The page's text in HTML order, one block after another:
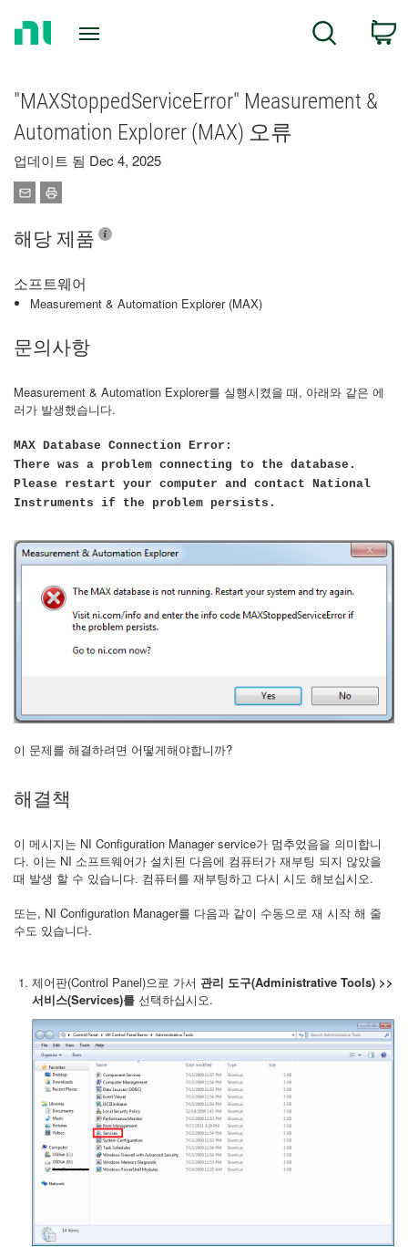
Search
"MAXStoppedServiceError" Measurement &
Automation Explorer (MAX) 오류
업데이트 됨 Dec 4, 2025
해당 제품
소프트웨어
Measurement & Automation Explorer (MAX)
문의사항
Measurement & Automation Explorer를 실행시켰을 때, 아래와 같은 에
러가 발생했습니다.
MAX Database Connection Error:
There was a problem connecting to the database.
Please restart your computer and contact National
Instruments if the problem persists.
이 문제를 해결하려면 어떻게해야합니까?
해결책
이 메시지는 NI Configuration Manager service가 멈추었음을 의미합니
다. 이는 NI 소프트웨어가 설치된 다음에 컴퓨터가 재부팅 되지 않았을
때 발생 할 수 있습니다. 컴퓨터를 재부팅하고 다시 시도 해보십시오.
또는, NI Configuration Manager를 다음과 같이 수동으로 재 시작 해 줄
수도 있습니다.
제어판(Control Panel)으로 가서 관리 도구(Administrative Tools) >>
서비스(Services)를 선택하십시오.